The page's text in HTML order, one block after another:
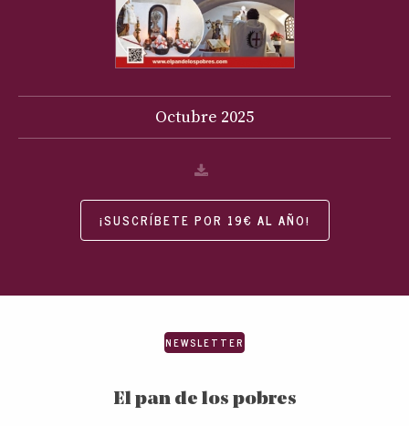
Octubre 2025
¡SUSCRÍBETE POR 19€ AL AÑO!
El pan de los pobres
NEWSLETTER